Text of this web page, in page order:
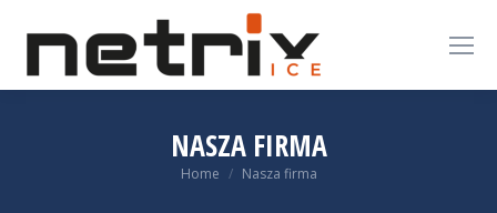
NASZA FIRMA
You are here:
Home Nasza firma